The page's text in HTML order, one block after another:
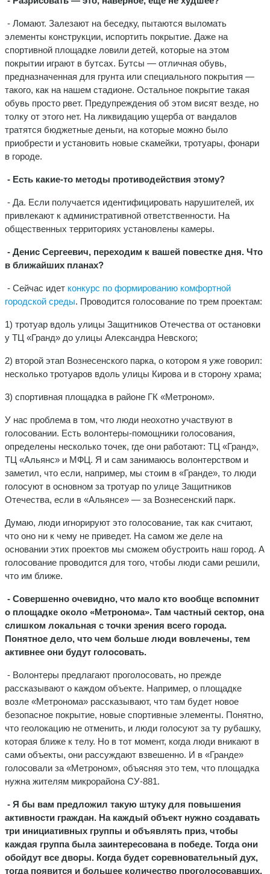
- Ломают. Залезают на беседку, пытаются выломать
элементы конструкции, испортить покрытие. Даже на
спортивной площадке ловили детей, которые на этом
покрытии играют в бутсах. Бутсы — отличная обувь,
предназначенная для грунта или специального покрытия —
такого, как на нашем стадионе. Остальное покрытие такая
обувь просто рвет. Предупреждения об этом висят везде, но
толку от этого нет. На ликвидацию ущерба от вандалов
тратятся бюджетные деньги, на которые можно было
приобрести и установить новые скамейки, тротуары, фонари
в городе.
- Есть какие-то методы противодействия этому?
- Да. Если получается идентифицировать нарушителей, их
привлекают к административной ответственности. На
общественных территориях установлены камеры.
- Денис Сергеевич, переходим к вашей повестке дня. Что
в ближайших планах?
- Сейчас идет конкурс по формированию комфортной
городской среды. Проводится голосование по трем проектам:
1) тротуар вдоль улицы Защитников Отечества от остановки
у ТЦ «Гранд» до улицы Александра Невского;
2) второй этап Вознесенского парка, о котором я уже говорил:
несколько тротуаров вдоль улицы Кирова и в сторону храма;
3) спортивная площадка в районе ГК «Метроном».
У нас проблема в том, что люди неохотно участвуют в
голосовании. Есть волонтеры-помощники голосования,
определены несколько точек, где они работают: ТЦ «Гранд»,
ТЦ «Альянс» и МФЦ. Я и сам занимаюсь волонтерством и
заметил, что если, например, мы стоим в «Гранде», то люди
голосуют в основном за тротуар по улице Защитников
Отечества, если в «Альянсе» — за Вознесенский парк.
Думаю, люди игнорируют это голосование, так как считают,
что оно ни к чему не приведет. На самом же деле на
основании этих проектов мы сможем обустроить наш город. А
голосование проводится для того, чтобы люди сами решили,
что им ближе.
- Совершенно очевидно, что мало кто вообще вспомнит
о площадке около «Метронома». Там частный сектор, она
слишком локальная с точки зрения всего города.
Понятное дело, что чем больше люди вовлечены, тем
активнее они будут голосовать.
- Волонтеры предлагают проголосовать, но прежде
рассказывают о каждом объекте. Например, о площадке
возле «Метронома» рассказывают, что там будет новое
безопасное покрытие, новые спортивные элементы. Понятно,
что геолокацию не отменить, и люди голосуют за ту рубашку,
которая ближе к телу. Но в тот момент, когда люди вникают в
сами объекты, они рассуждают взвешенно. И в «Гранде»
голосовали за «Метроном», объясняя это тем, что площадка
нужна жителям микрорайона СУ-881.
- Я бы вам предложил такую штуку для повышения
активности граждан. На каждый объект нужно создавать
три инициативных группы и объявлять приз, чтобы
каждая группа была заинтересована в победе. Тогда они
обойдут все дворы. Когда будет соревновательный дух,
тогда появится и большее количество проголосовавших.